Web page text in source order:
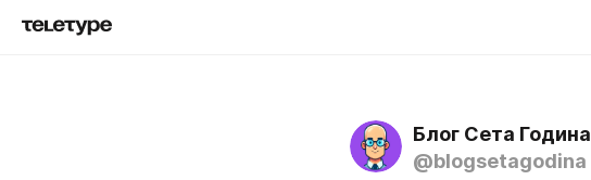
Блог Сета Година
@blogsetagodina